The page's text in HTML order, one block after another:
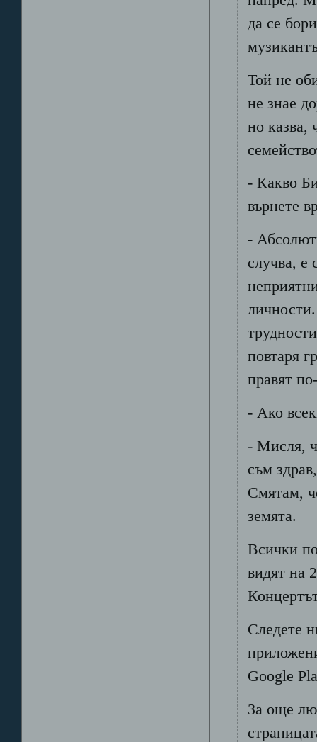
да се
Той не
не знае
но казва,
- Какво
върнете
-
случва, е
повтаря
правят
- Ако
- Мисля,
съм
Смятам,
земята.
Всички
видят на
Следете
Google
За още